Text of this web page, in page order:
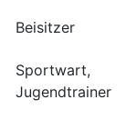
Beisitzer
Sportwart,
Jugendtrainer